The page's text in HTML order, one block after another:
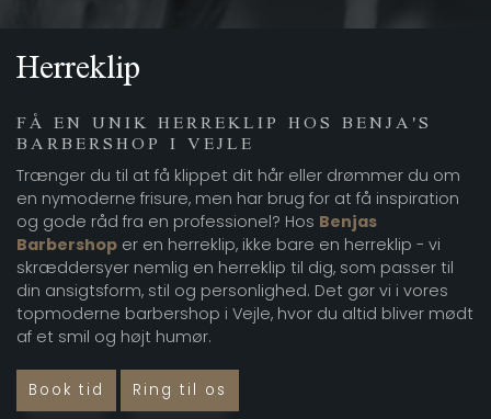
Herreklip
FÅ EN UNIK HERREKLIP HOS BENJA'S
BARBERSHOP I VEJLE
Trænger du til at få klippet dit hår eller drømmer du om
en nymoderne frisure, men har brug for at få inspiration
og gode råd fra en professionel? Hos Benjas
Barbershop er en herreklip, ikke bare en herreklip - vi
skræddersyer nemlig en herreklip til dig, som passer til
din ansigtsform, stil og personlighed. Det gør vi i vores
topmoderne barbershop i Vejle, hvor du altid bliver mødt
af et smil og højt humør.
Book tid Ring til os